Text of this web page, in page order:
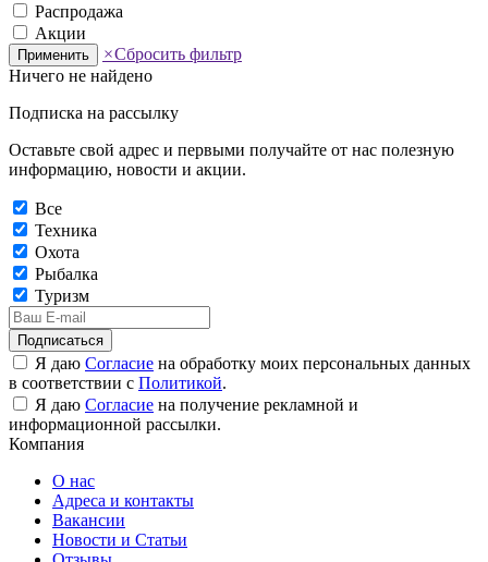
Распродажа
Акции
Применить ×Сбросить фильтр
Ничего не найдено
Подписка на рассылку
Оставьте свой адрес и первыми получайте от нас полезную
информацию, новости и акции.
Все
Техника
Охота
Рыбалка
Туризм
Подписаться
Я даю Согласие на обработку моих персональных данных
в соответствии с Политикой.
Я даю Согласие на получение рекламной и
информационной рассылки.
Компания
О нас
Адреса и контакты
Вакансии
Новости и Статьи